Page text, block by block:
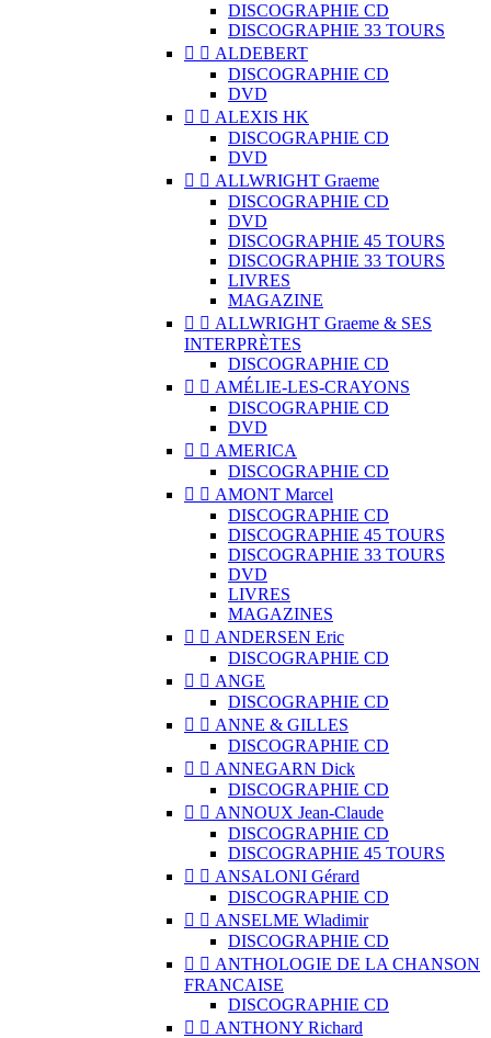
DISCOGRAPHIE CD
DISCOGRAPHIE 33 TOURS
  ALDEBERT
DISCOGRAPHIE CD
DVD
  ALEXIS HK
DISCOGRAPHIE CD
DVD
  ALLWRIGHT Graeme
DISCOGRAPHIE CD
DVD
DISCOGRAPHIE 45 TOURS
DISCOGRAPHIE 33 TOURS
LIVRES
MAGAZINE
  ALLWRIGHT Graeme & SES
INTERPRÈTES
DISCOGRAPHIE CD
  AMÉLIE-LES-CRAYONS
DISCOGRAPHIE CD
DVD
  AMERICA
DISCOGRAPHIE CD
  AMONT Marcel
DISCOGRAPHIE CD
DISCOGRAPHIE 45 TOURS
DISCOGRAPHIE 33 TOURS
DVD
LIVRES
MAGAZINES
  ANDERSEN Eric
DISCOGRAPHIE CD
  ANGE
DISCOGRAPHIE CD
  ANNE & GILLES
DISCOGRAPHIE CD
  ANNEGARN Dick
DISCOGRAPHIE CD
  ANNOUX Jean-Claude
DISCOGRAPHIE CD
DISCOGRAPHIE 45 TOURS
  ANSALONI Gérard
DISCOGRAPHIE CD
  ANSELME Wladimir
DISCOGRAPHIE CD
  ANTHOLOGIE DE LA CHANSON
FRANCAISE
DISCOGRAPHIE CD
  ANTHONY Richard